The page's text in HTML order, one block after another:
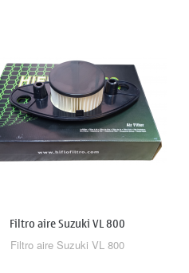
Filtro aire Suzuki VL 800
Filtro aire Suzuki VL 800